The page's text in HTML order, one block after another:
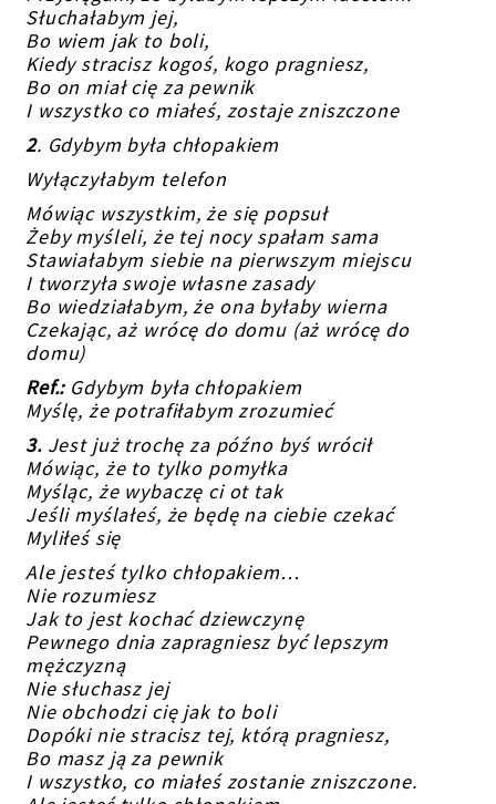
Słuchałabym jej,
Bo wiem jak to boli,
Kiedy stracisz kogoś, kogo pragniesz,
Bo on miał cię za pewnik
I wszystko co miałeś, zostaje zniszczone
2. Gdybym była chłopakiem
Wyłączyłabym telefon
Mówiąc wszystkim, że się popsuł
Żeby myśleli, że tej nocy spałam sama
Stawiałabym siebie na pierwszym miejscu
I tworzyła swoje własne zasady
Bo wiedziałabym, że ona byłaby wierna
Czekając, aż wrócę do domu (aż wrócę do
domu)
Ref.: Gdybym była chłopakiem
Myślę, że potrafiłabym zrozumieć
3. Jest już trochę za późno byś wrócił
Mówiąc, że to tylko pomyłka
Myśląc, że wybaczę ci ot tak
Jeśli myślałeś, że będę na ciebie czekać
Myliłeś się
Ale jesteś tylko chłopakiem…
Nie rozumiesz
Jak to jest kochać dziewczynę
Pewnego dnia zapragniesz być lepszym
mężczyzną
Nie słuchasz jej
Nie obchodzi cię jak to boli
Dopóki nie stracisz tej, którą pragniesz,
Bo masz ją za pewnik
I wszystko, co miałeś zostanie zniszczone.